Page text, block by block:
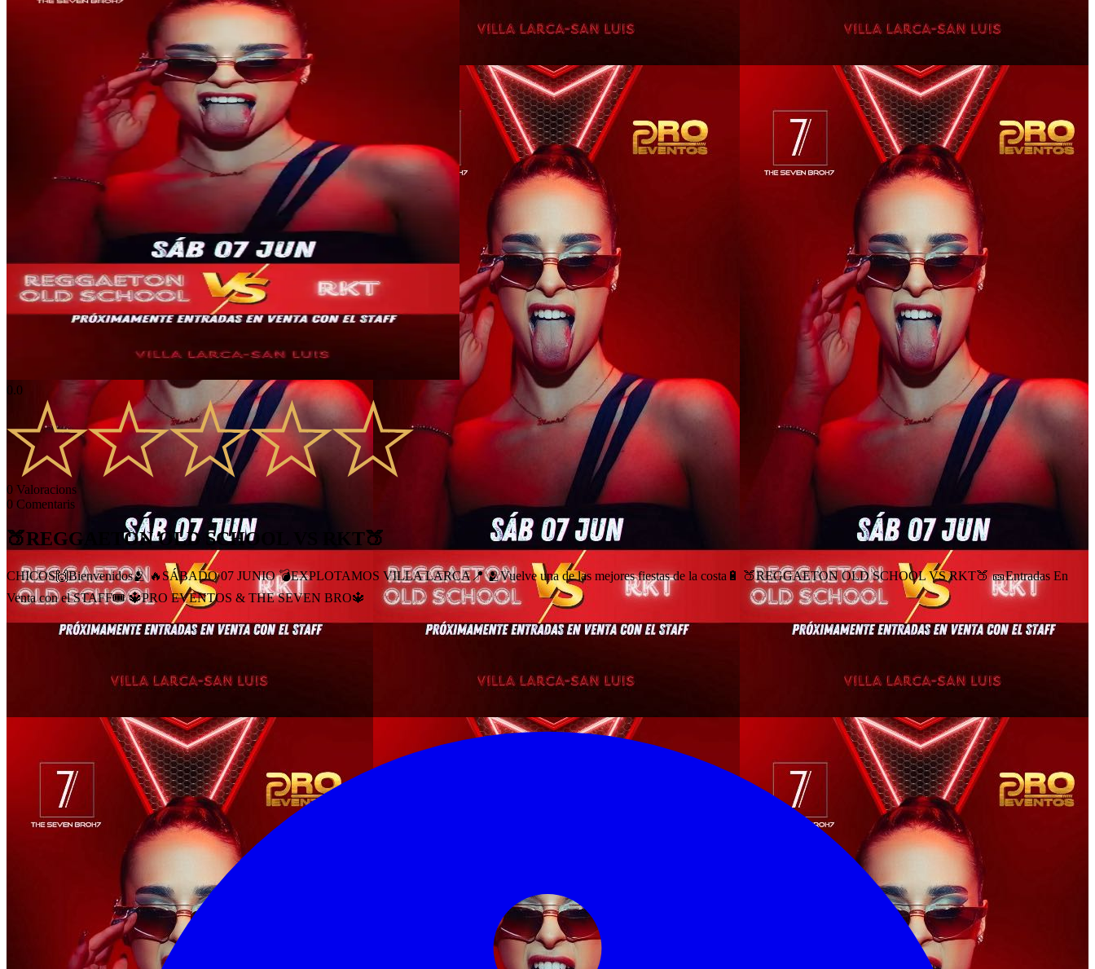
0.0
0 Valoracions
0 Comentaris
🍑REGGAETON OLD SCHOOL VS RKT🍑
CHICOS🙌Bienvenidos🫂 🔥SÁBADO 07 JUNIO 💣EXPLOTAMOS VILLA LARCA📍 🫂Vuelve una de las mejores fiestas de la costa🔋 🍑REGGAETON OLD SCHOOL VS RKT🍑 🎫Entradas En
Venta con el STAFF🎟️ 🔱PRO EVENTOS & THE SEVEN BRO🔱